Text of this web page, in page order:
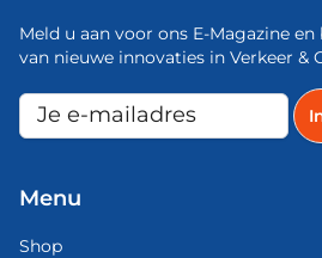
Meld u aan voor ons E-Magazine
van nieuwe innovaties in Verkeer &
Menu
Shop